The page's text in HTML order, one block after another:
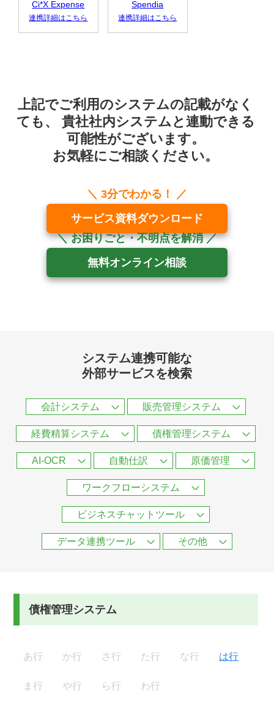
Ci*X Expense
連携詳細はこちら
Spendia
連携詳細はこちら
上記でご利用のシステムの記載がなく
ても、
貴社社内システムと連動できる
可能性がございます。
お気軽にご相談ください。
サービス資料ダウンロード
無料オンライン相談
システム連携可能な
外部サービスを検索
会計システム 販売管理システム
経費精算システム 債権管理システム
AI-OCR 自動仕訳 原価管理
ワークフローシステム
ビジネスチャットツール
データ連携ツール その他
債権管理システム
あ行 か行 さ行 た行 な行 は行
ま行 や行 ら行 わ行